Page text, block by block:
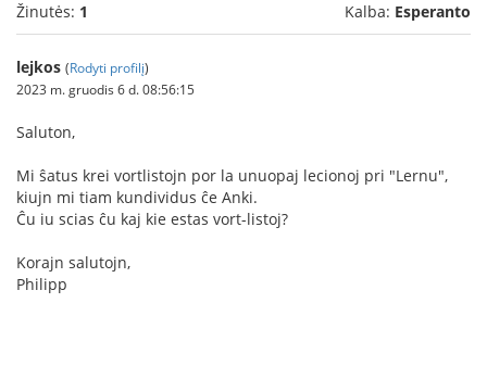
Žinutės: 1 Kalba: Esperanto
lejkos (Rodyti profilį)
2023 m. gruodis 6 d. 08:56:15
Saluton,
Mi ŝatus krei vortlistojn por la unuopaj lecionoj pri "Lernu",
kiujn mi tiam kundividus ĉe Anki.
Ĉu iu scias ĉu kaj kie estas vort-listoj?
Korajn salutojn,
Philipp